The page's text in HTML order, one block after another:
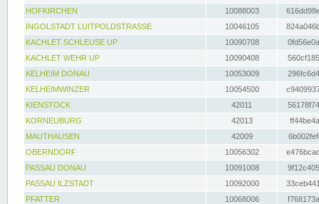
HOFKIRCHEN
10088003
INGOLSTADT LUITPOLDSTRASSE
10046105
KACHLET SCHLEUSE UP
10090708
KACHLET WEHR UP
10090408
KELHEIM DONAU
10053009
KELHEIMWINZER
10054500
KIENSTOCK
42011
KORNEUBURG
42013
MAUTHAUSEN
42009
OBERNDORF
10056302
PASSAU DONAU
10091008
PASSAU ILZSTADT
10092000
PFATTER
10068006